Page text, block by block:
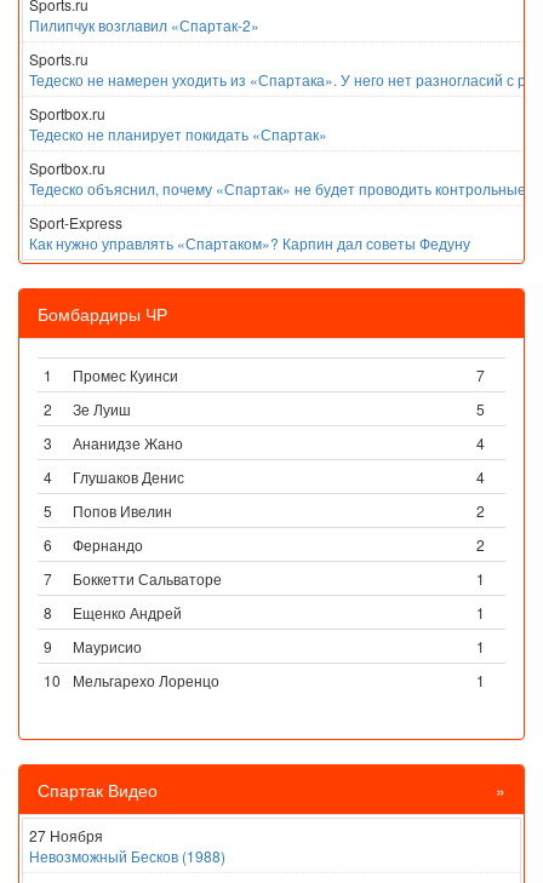
Sports.ru
Пилипчук возглавил «Спартак-2»
Sports.ru
Тедеско не намерен уходить из «Спартака». У него нет разногласий с
Sportbox.ru
Тедеско не планирует покидать «Спартак»
Sportbox.ru
Тедеско объяснил, почему «Спартак» не будет проводить контрольные
Sport-Express
Как нужно управлять «Спартаком»? Карпин дал советы Федуну
Бомбардиры ЧР
1 Промес Куинси
7
2
Зе Луиш
5
3
Ананидзе Жано
4
4
Глушаков Денис
4
5
Попов Ивелин
2
6
Фернандо
2
7
Боккетти Сальваторе
1
8
Ещенко Андрей
1
9
Маурисио
1
10
Мельгарехо Лоренцо 1
Спартак Видео »
27 Ноября
Невозможный Бесков (1988)